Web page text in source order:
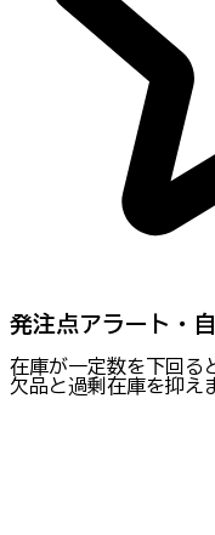
発注点アラート・
在庫が一定数を下回る
欠品と過剰在庫を抑え